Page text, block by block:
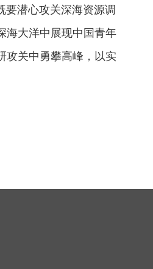
潜心攻关深海资源调
海大洋中展现中国青年
攻关中勇攀高峰，以实